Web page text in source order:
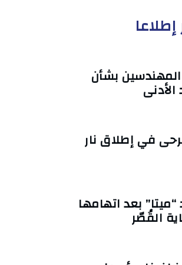
بشأن
في إطلاق نار
بعد اتهامها
القُصّر